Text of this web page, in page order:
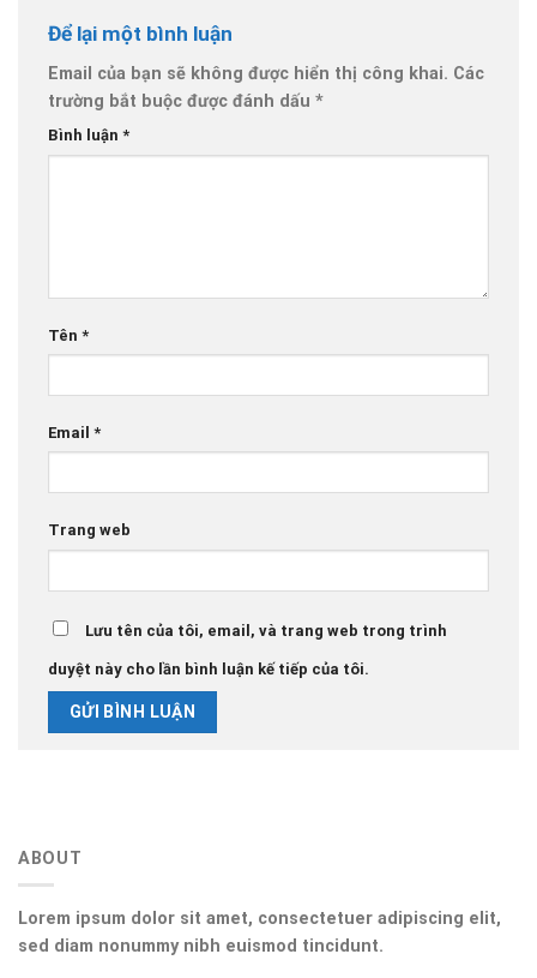
Để lại một bình luận
Email của bạn sẽ không được hiển thị công khai. Các
trường bắt buộc được đánh dấu *
Bình luận *
Tên *
Email *
Trang web
Lưu tên của tôi, email, và trang web trong trình
duyệt này cho lần bình luận kế tiếp của tôi.
ABOUT
Lorem ipsum dolor sit amet, consectetuer adipiscing elit,
sed diam nonummy nibh euismod tincidunt.